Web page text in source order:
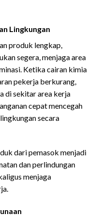
Lingkungan
produk lengkap,
segera, menjaga area
Ketika cairan kimia
pekerja berkurang,
di sekitar area kerja
cepat mencegah
secara
dari pemasok menjadi
dan perlindungan
menjaga